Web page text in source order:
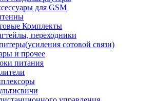
для GSM
Комплекты
переходники
сотовой связи)
и прочее
питания